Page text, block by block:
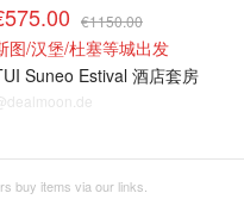
€1150.00
图/汉堡/杜塞等城出发
Suneo Estival 酒店套房
@dealmoon.de
buy items via our links.